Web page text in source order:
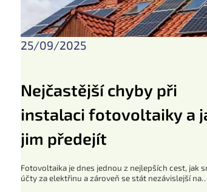
25/09/2025
Nejčastější chyby při
instalaci fotovoltaiky a
jim předejít
Fotovoltaika je dnes jednou z nejlepších cest, jak
účty za elektřinu a zároveň se stát nezávislejší na